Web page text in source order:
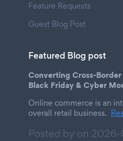
Feature Requests
Guest Blog Post
Featured Blog post
Converting Cross-
Black Friday & Cyber
Online commerce is an
overall retail business.
Posted by on